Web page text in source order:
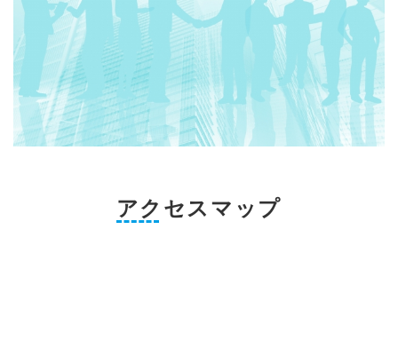
アクセスマップ